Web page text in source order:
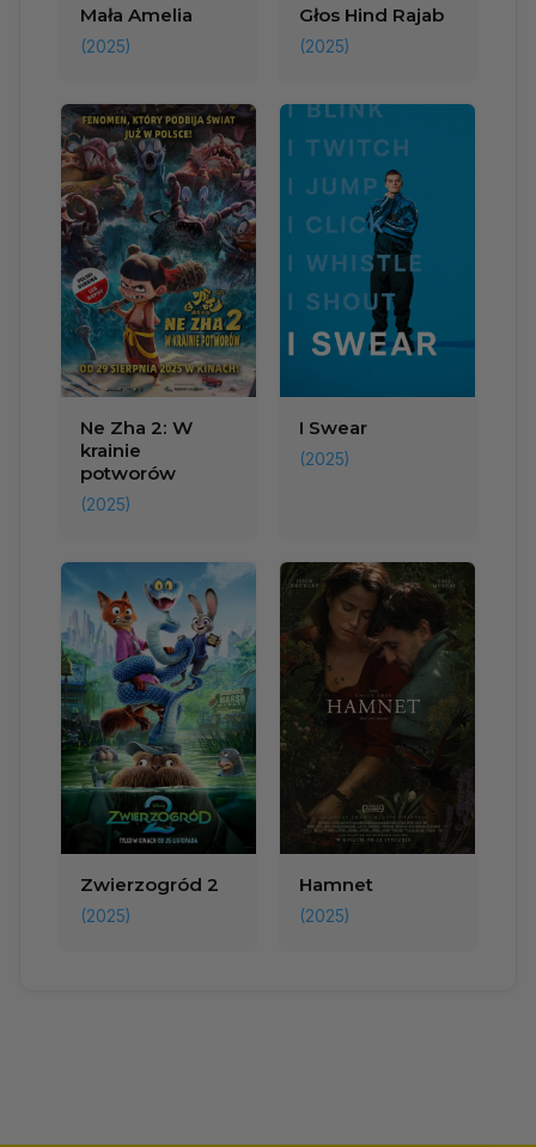
Mała Amelia
(2025)
Głos Hind Rajab
(2025)
Ne Zha 2: W
krainie
potworów
(2025)
I Swear
(2025)
Zwierzogród 2
(2025)
Hamnet
(2025)